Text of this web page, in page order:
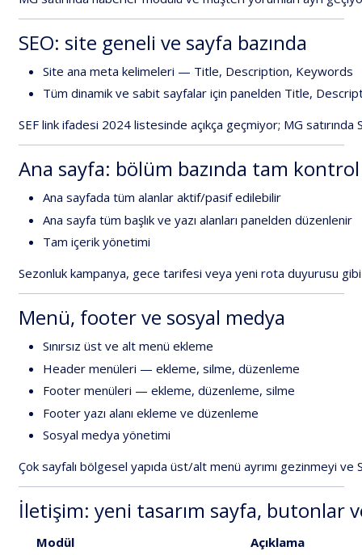
SEO: site geneli ve sayfa bazında
Site ana meta kelimeleri — Title, Description, Keywords
Tüm dinamik ve sabit sayfalar için panelden Title,
SEF link ifadesi 2024 listesinde açıkça geçmiyor; MG satırında
Ana sayfa: bölüm bazında tam kontrol
Ana sayfada tüm alanlar aktif/pasif edilebilir
Ana sayfa tüm başlık ve yazı alanları panelden düzenlenir
Tam içerik yönetimi
Sezonluk kampanya, gece tarifesi veya yeni rota duyurusu gibi
Menü, footerve sosyal medya
Sınırsız üst ve alt menü ekleme
Header menüleri — ekleme, silme, düzenleme
Footer menüleri — ekleme, düzenleme, silme
Footer yazı alanı ekleme ve düzenleme
Sosyal medya yönetimi
Çok sayfalı bölgesel yapıda üst/alt menü ayrımı gezinmeyi ve
İletişim: yeni tasarım sayfa, butonlar
Modül
Açıklama